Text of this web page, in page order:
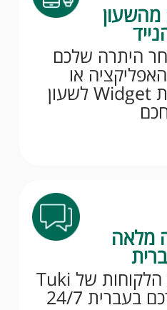
היתרה שלכם
או
באמצעות הורדת Widget לשעון
מלאה
נתקעתם? שירות הלקוחות של Tuki